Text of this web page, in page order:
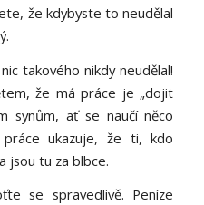
že kdybyste to neudělal
takového nikdy neudělal!
že má práce je „dojit
synům, ať se naučí něco
práce ukazuje, že ti, kdo
jsou tu za blbce.
se spravedlivě. Peníze